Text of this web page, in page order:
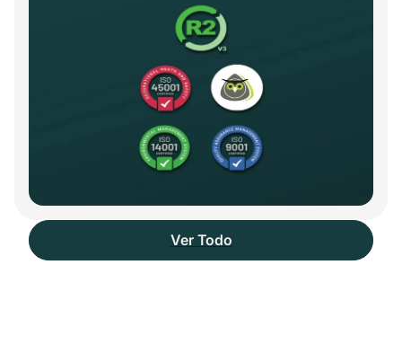
Ver Todo